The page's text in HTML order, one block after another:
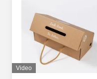
Video